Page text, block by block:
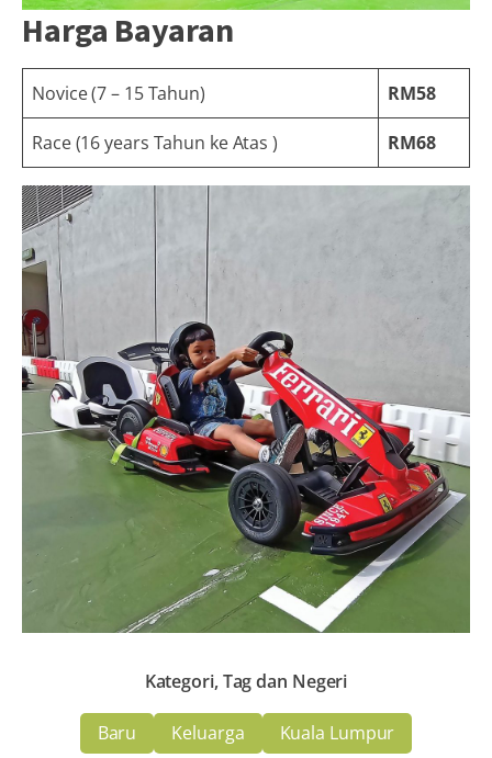
Harga Bayaran
Novice (7 – 15 Tahun) RM58
Race (16 years Tahun ke Atas ) RM68
Kategori, Tag dan Negeri
Baru Keluarga Kuala Lumpur